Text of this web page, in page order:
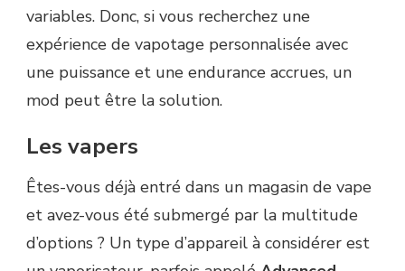
variables. Donc, si vous recherchez une
expérience de vapotage personnalisée avec
une puissance et une endurance accrues, un
mod peut être la solution.
Les vapers
Êtes-vous déjà entré dans un magasin de vape
et avez-vous été submergé par la multitude
d’options ? Un type d’appareil à considérer est